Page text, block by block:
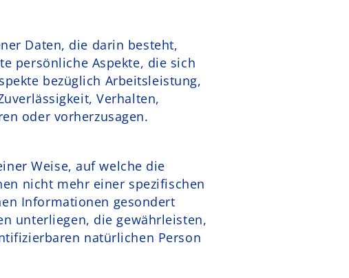
Daten, die darin besteht,
persönliche Aspekte, die sich
bezüglich Arbeitsleistung,
Verhalten,
oder vorherzusagen.
Weise, auf welche die
nicht mehr einer spezifischen
Informationen gesondert
unterliegen, die gewährleisten,
natürlichen Person